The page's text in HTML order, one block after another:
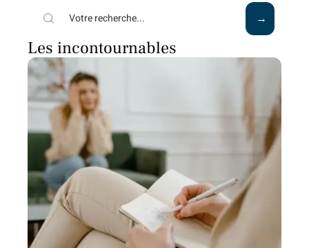
Les incontournables